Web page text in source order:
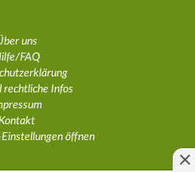
uns
FAQ
rechtliche Infos
öffnen